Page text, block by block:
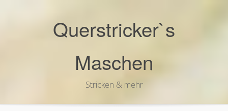
Querstricker`s
Maschen
Stricken & mehr